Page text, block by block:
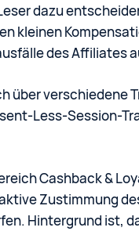
dazu
kleinen
des Affiliates
über verschiedene
Less-Session-
Cashback &
Zustimmung
Hintergrund ist,